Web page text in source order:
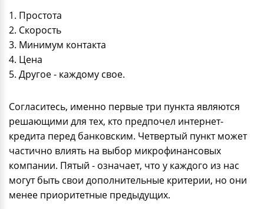
1. Простота
2. Скорость
3. Минимум контакта
4. Цена
5. Другое - каждому свое.
Согласитесь, именно первые три пункта являются
решающими для тех, кто предпочел интернет-
кредита перед банковским. Четвертый пункт может
частично влиять на выбор микрофинансовых
компании. Пятый - означает, что у каждого из нас
могут быть свои дополнительные критерии, но они
менее приоритетные предыдущих.